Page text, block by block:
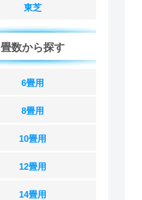
東芝
畳数から探す
6畳用
8畳用
10畳用
12畳用
14畳用